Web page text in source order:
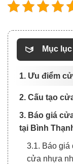
Mục lục
1. Ưu điểm
2. Cấu tạo
3. Báo giá
tại Bình
3.1. Báo giá
cửa nhựa